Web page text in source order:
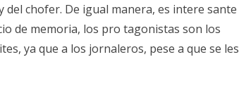
del chofer. De igual manera, es intere­ sante
de memoria, los pro­ ­tagonistas son los
ya que a los jornaleros, pese a que se les